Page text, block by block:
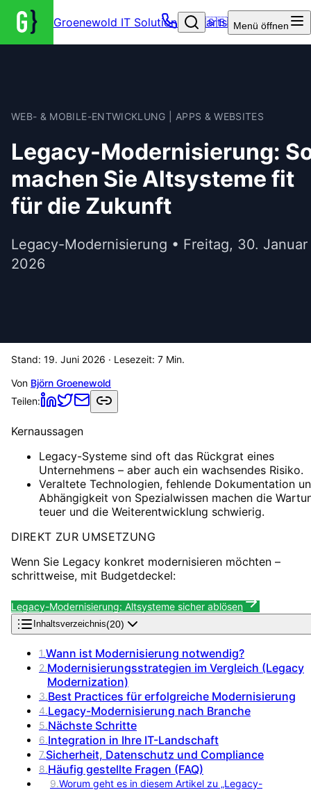
Groenewold IT Solutions – Startseite
🇬🇧 Menü öffnen
WEB- & MOBILE-ENTWICKLUNG | APPS & WEBSITES
Legacy-Modernisierung:
machen Sie Altsysteme fit
für die Zukunft
Legacy-Modernisierung • Freitag, 30. Januar
2026
Stand: 19. Juni 2026 · Lesezeit: 7 Min.
Von Björn Groenewold
Teilen:
Kernaussagen
Legacy-Systeme sind oft das Rückgrat eines
Unternehmens – aber auch ein wachsendes Risiko.
Veraltete Technologien, fehlende Dokumentation
Abhängigkeit von Spezialwissen machen die
teuer und die Weiterentwicklung schwierig.
DIREKT ZUR UMSETZUNG
Wenn Sie Legacy konkret modernisieren möchten –
schrittweise, mit Budgetdeckel:
Legacy-Modernisierung: Altsysteme sicher ablösen
Inhaltsverzeichnis(20)
1.Wann ist Modernisierung notwendig?
2.Modernisierungsstrategien im Vergleich (Legacy
Modernization)
3.Best Practices für erfolgreiche Modernisierung
4.Legacy-Modernisierung nach Branche
5.Nächste Schritte
6.Integration in Ihre IT-Landschaft
7.Sicherheit, Datenschutz und Compliance
8.Häufig gestellte Fragen (FAQ)
9.Worum geht es in diesem Artikel zu „Legacy-